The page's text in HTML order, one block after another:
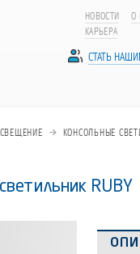
НОВОСТИ
О
КАРЬЕРА
СТАТЬ
КОНСОЛЬНЫЕ
RUBY